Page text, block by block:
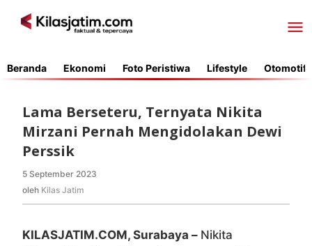
Beranda Ekonomi Foto Peristiwa Lifestyle Otomotif
Lama Berseteru, Ternyata Nikita
Mirzani Pernah Mengidolakan Dewi
Perssik
5 September 2023
oleh Kilas Jatim
KILASJATIM.COM, Surabaya – Nikita